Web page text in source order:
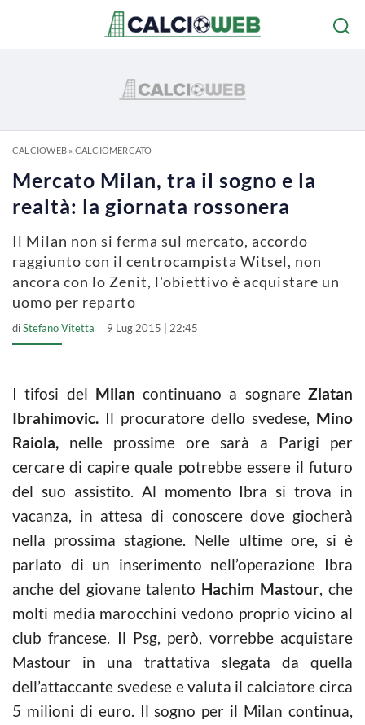
CALCIOWEB» CALCIOMERCATO
Mercato Milan, tra il sogno e la
realtà: la giornata rossonera
Il Milan non si ferma sul mercato, accordo
raggiunto con il centrocampista Witsel, non
ancora con lo Zenit, l'obiettivo è acquistare un
uomo per reparto
diStefano Vitetta 9 Lug 2015 | 22:45
I tifosi del Milan continuano a sognareZlatan
Ibrahimovic. Il procuratore dello svedese, Mino
Raiola, nelle prossime ore sarà a Parigi per
cercare di capire quale potrebbe essere il futuro
del suo assistito. Al momento Ibra si trova in
vacanza, in attesa di conoscere dove giocherà
nella prossima stagione. Nelle ultime ore, si è
parlato di un inserimento nell’operazione Ibra
anche del giovane talento Hachim Mastour, che
molti media marocchini vedono proprio vicino al
club francese. Il Psg, però, vorrebbe acquistare
Mastour in una trattativa slegata da quella
dell’attaccante svedese e valuta il calciatore circa
5 milioni di euro. Il sogno per il Milan continua,